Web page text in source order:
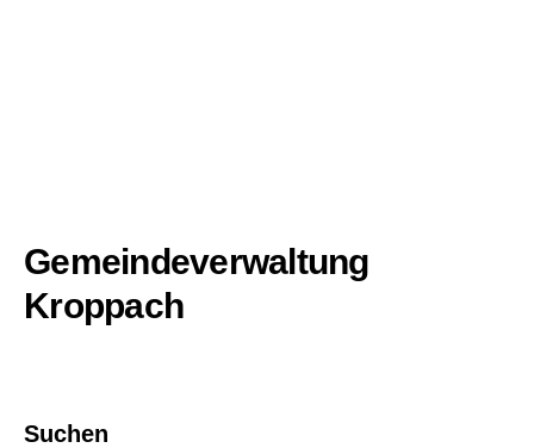
Gemeindeverwaltung
Kroppach
Suchen